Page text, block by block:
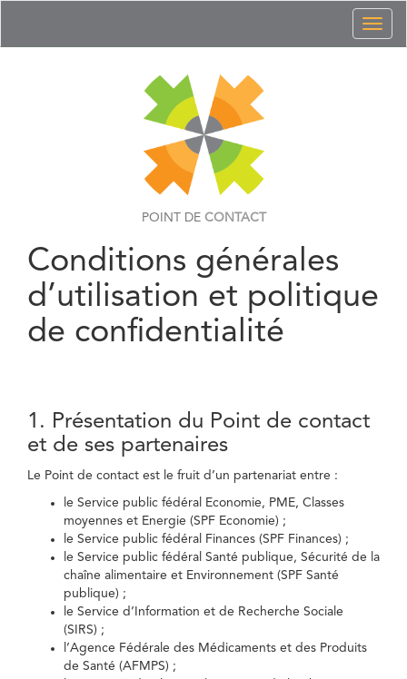
POINT DE CONTACT
Conditions générales
d’utilisation et politique
de confidentialité
1. Présentation du Point de contact
et de ses partenaires
Le Point de contact est le fruit d’un partenariat entre :
le Service public fédéral Economie, PME, Classes
moyennes et Energie (SPF Economie) ;
le Service public fédéral Finances (SPF Finances) ;
le Service public fédéral Santé publique, Sécurité de la
chaîne alimentaire et Environnement (SPF Santé
publique) ;
le Service d’Information et de Recherche Sociale
(SIRS) ;
l’Agence Fédérale des Médicaments et des Produits
de Santé (AFMPS) ;